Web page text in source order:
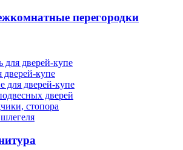
перегородки
для дверей-купе
дверей-купе
для дверей-купе
дверей
стопора